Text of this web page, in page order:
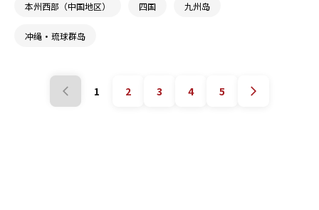
本州西部（中国地区） 四国 九州岛
冲绳・琉球群岛
1 2 3 4 5